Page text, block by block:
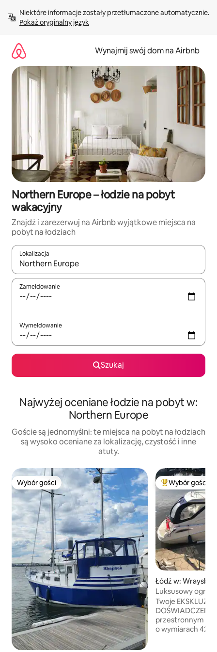
treści Pokaż oryginalny język
Wynajmij swój dom na Airbnb
Northern Europe – łodzie na pobyt
wakacyjny
Znajdź i zarezerwuj na Airbnb wyjątkowe miejsca na
pobyt na łodziach
Lokalizacja
Gdy wyniki będą dostępne, możesz poruszać się po nich za
Zameldowanie
Wymeldowanie
Szukaj
Najwyżej oceniane łodzie na pobyt w:
Northern Europe
Goście są jednomyślni: te miejsca na pobyt na łodziach
są wysoko oceniane za lokalizację, czystość i inne
atuty.
Wybór gości
Wybór gości Wybór gości
Łódź w:
Luksusowy
z 2 sypialniami do
Twoje
przestronnym
o wymiarach 42